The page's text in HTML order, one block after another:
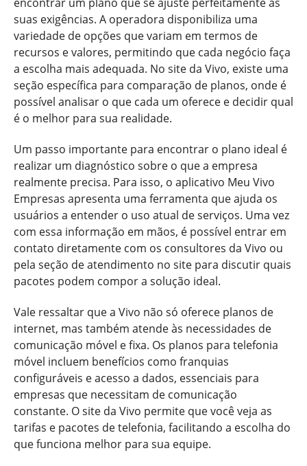
suas exigências. A operadora disponibiliza uma
variedade de opções que variam em termos de
recursos e valores, permitindo que cada negócio faça
a escolha mais adequada. No site da Vivo, existe uma
seção específica para comparação de planos, onde é
possível analisar o que cada um oferece e decidir qual
é o melhor para sua realidade.
Um passo importante para encontrar o plano ideal é
realizar um diagnóstico sobre o que a empresa
realmente precisa. Para isso, o aplicativo Meu Vivo
Empresas apresenta uma ferramenta que ajuda os
usuários a entender o uso atual de serviços. Uma vez
com essa informação em mãos, é possível entrar em
contato diretamente com os consultores da Vivo ou
pela seção de atendimento no site para discutir quais
pacotes podem compor a solução ideal.
Vale ressaltar que a Vivo não só oferece planos de
internet, mas também atende às necessidades de
comunicação móvel e fixa. Os planos para telefonia
móvel incluem benefícios como franquias
configuráveis e acesso a dados, essenciais para
empresas que necessitam de comunicação
constante. O site da Vivo permite que você veja as
tarifas e pacotes de telefonia, facilitando a escolha do
que funciona melhor para sua equipe.